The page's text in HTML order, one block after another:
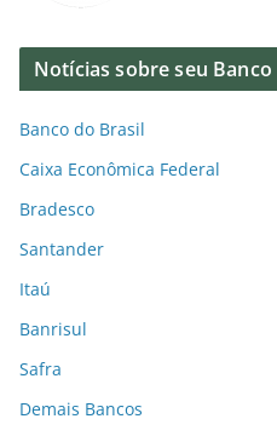
Notícias sobre seu Banco
Banco do Brasil
Caixa Econômica Federal
Bradesco
Santander
Itaú
Banrisul
Safra
Demais Bancos